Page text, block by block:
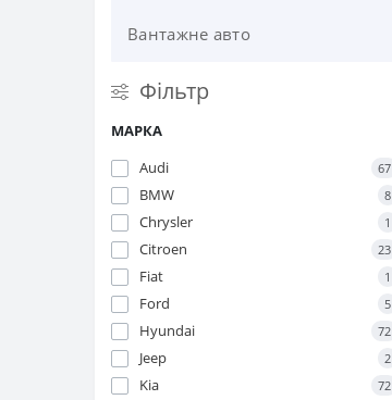
Вантажне авто
Фільтр
МАРКА
Audi
67
BMW 8
Chrysler 1
Citroen 23
Fiat 1
Ford 5
Hyundai 72
Jeep 2
Kia 72